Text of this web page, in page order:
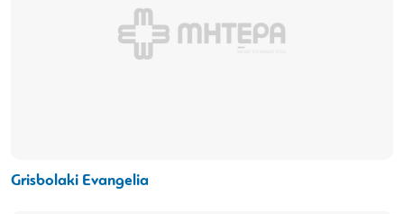
Grisbolaki Evangelia